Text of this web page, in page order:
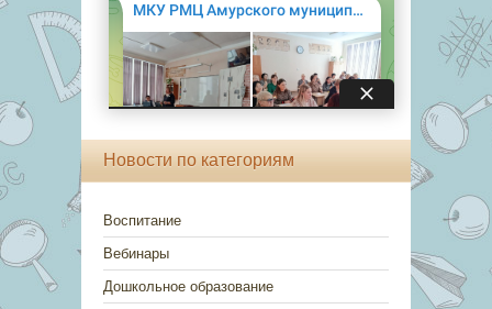
Новости по категориям
Воспитание
Вебинары
Дошкольное образование